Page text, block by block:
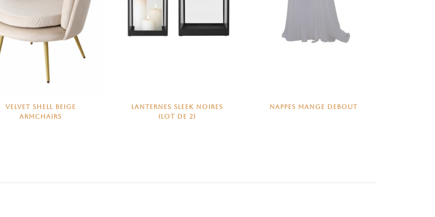
VELVET SHELL BEIGE
ARMCHAIRS
LANTERNES SLEEK NOIRES
(LOT DE 2)
NAPPES MANGE DEBOUT